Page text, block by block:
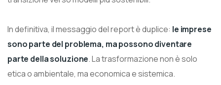
In definitiva, il messaggio del report è duplice: le imprese
sono parte del problema, ma possono diventare
parte della soluzione. La trasformazione non è solo
etica o ambientale, ma economica e sistemica.